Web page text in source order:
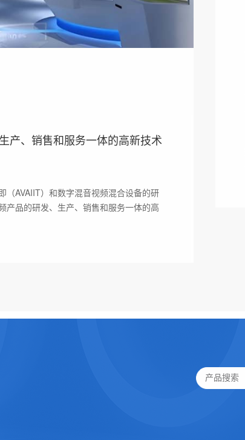
产、销售和服务一体的高新技术
（AVAIIT）和数字混音视频混合设备的研
产品的研发、生产、销售和服务一体的高